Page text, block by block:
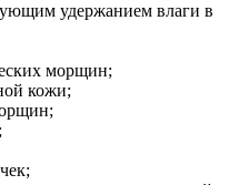
удержанием влаги в
морщин;
кожи;